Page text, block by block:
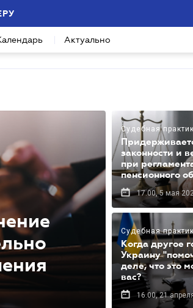
Актуально
Судебная
законности и
при
пенсионного
17.00, 5 мая
Судебная
Когда другое
Украину
деле, что это
вас?
16.00, 21